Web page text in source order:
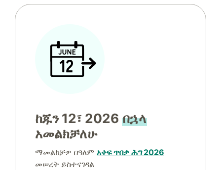
ከጁን 12፣ 2026 በኋላ
አመልክቻለሁ
ማመልከቻዎ በዓለምአቀፍ ጥበቃ ሕግ 2026
መሠረት ይስተናገዳል